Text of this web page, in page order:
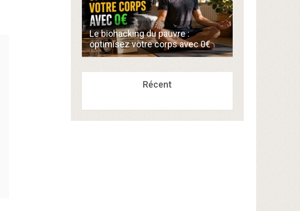
Le biohacking du pauvre :
optimisez votre corps avec 0€
Récent